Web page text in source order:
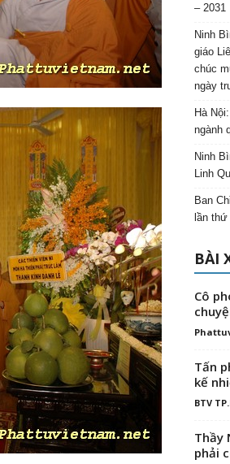
– 2031
Ninh
giáo
chúc
ngày
Hà
ngành
Ninh
Linh
Ban
lần
BÀI
Cô
Tấn
kế
BTV
Thầy
phải